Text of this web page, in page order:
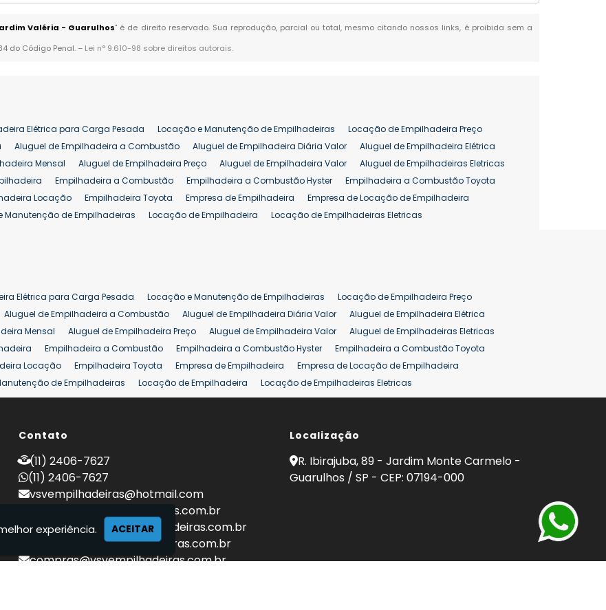
Valéria - Guarulhos" é de direito reservado. Sua reprodução, parcial ou total, mesmo citando nossos links, é proibida sem a
do Código Penal. – Lei n° 9.610-98 sobre direitos autorais.
Elétrica para Carga Pesada Locação e Manutenção de Empilhadeiras
Locação de Empilhadeira Preço
Aluguel de Empilhadeira a Combustão Aluguel de Empilhadeira Diária Valor
Aluguel de Empilhadeira Elétrica
Mensal Aluguel de Empilhadeira Preço Aluguel de Empilhadeira Valor
Aluguel de Empilhadeiras Eletricas
Empilhadeira a Combustão Empilhadeira a Combustão Hyster
Empilhadeira a Combustão Toyota
Locação Empilhadeira Toyota Empresa de Empilhadeira
Empresa de Locação de Empilhadeira
Manutenção de Empilhadeiras Locação de Empilhadeira
Locação de Empilhadeiras Eletricas
25 ton Comprar Empilhadeira 25 ton Empilhadeira a Combustão 25 ton
Preço de Empilhadeira 25 ton
Elétrica para Carga Pesada Locação e Manutenção de Empilhadeiras
Locação de Empilhadeira Preço
Aluguel de Empilhadeira a Combustão Aluguel de Empilhadeira Diária Valor
Aluguel de Empilhadeira Elétrica
Mensal Aluguel de Empilhadeira Preço Aluguel de Empilhadeira Valor
Aluguel de Empilhadeiras Eletricas
Empilhadeira a Combustão Empilhadeira a Combustão Hyster
Empilhadeira a Combustão Toyota
Locação Empilhadeira Toyota Empresa de Empilhadeira
Empresa de Locação de Empilhadeira
de Empilhadeiras Locação de Empilhadeira
Locação de Empilhadeiras Eletricas
Hipermercados Locação Empilhadeira para Mercados
Manutenção de Empilhadeiras
Empilhadeira Elétrica Comprar Empilhadeira Hyster
ton Empilhadeira a Combustão 25 ton Preço de Empilhadeira 25 ton Venda Empilhadeiras 25 ton
Contato
(11) 2406-7627
(11) 2406-7627
vsvempilhadeiras@hotmail.com
locacao@vsvempilhadeiras.com.br
manutencao@vsvempilhadeiras.com.br
financeiro@vsvempilhadeiras.com.br
compras@vsvempilhadeiras.com.br
Localização
R. Ibirajuba, 89 - Jardim Monte Carmelo -
Guarulhos / SP - CEP: 07194-000
experiência. ACEITAR